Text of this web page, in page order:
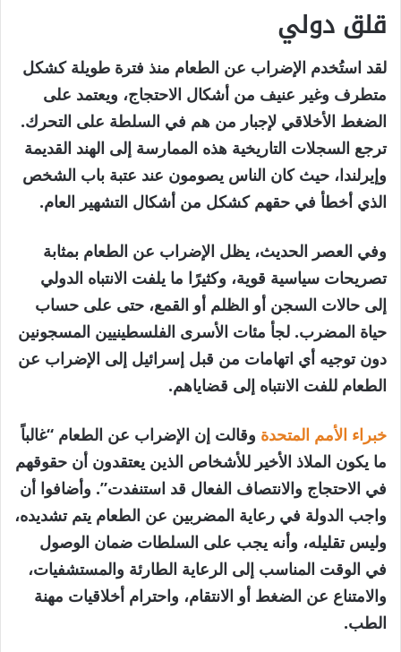
قلق دولي
لقد استُخدم الإضراب عن الطعام منذ فترة طويلة كشكل
متطرف وغير عنيف من أشكال الاحتجاج، ويعتمد على
الضغط الأخلاقي لإجبار من هم في السلطة على التحرك.
ترجع السجلات التاريخية هذه الممارسة إلى الهند القديمة
وإيرلندا، حيث كان الناس يصومون عند عتبة باب الشخص
الذي أخطأ في حقهم كشكل من أشكال التشهير العام.
وفي العصر الحديث، يظل الإضراب عن الطعام بمثابة
تصريحات سياسية قوية، وكثيرًا ما يلفت الانتباه الدولي
إلى حالات السجن أو الظلم أو القمع، حتى على حساب
حياة المضرب. لجأ مئات الأسرى الفلسطينيين المسجونين
دون توجيه أي اتهامات من قبل إسرائيل إلى الإضراب عن
الطعام للفت الانتباه إلى قضاياهم.
خبراء الأمم المتحدة وقالت إن الإضراب عن الطعام “غالباً
ما يكون الملاذ الأخير للأشخاص الذين يعتقدون أن حقوقهم
في الاحتجاج والانتصاف الفعال قد استنفدت”. وأضافوا أن
واجب الدولة في رعاية المضربين عن الطعام يتم تشديده،
وليس تقليله، وأنه يجب على السلطات ضمان الوصول
في الوقت المناسب إلى الرعاية الطارئة والمستشفيات،
والامتناع عن الضغط أو الانتقام، واحترام أخلاقيات مهنة
الطب.